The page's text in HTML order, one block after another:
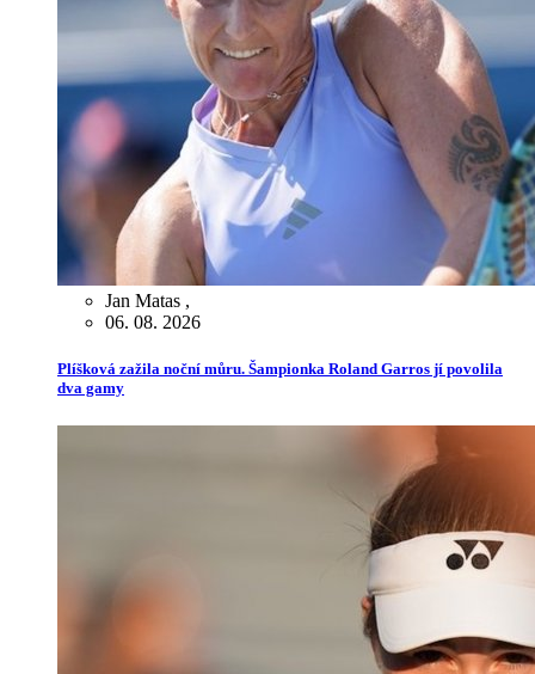
Jan Matas ,
06. 08. 2026
Plíšková zažila noční můru. Šampionka Roland Garros jí povolila
dva gamy